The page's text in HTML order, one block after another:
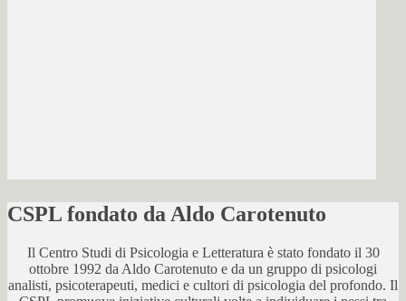
CSPL fondato da Aldo Carotenuto
Il Centro Studi di Psicologia e Letteratura è stato fondato il 30
ottobre 1992 da Aldo Carotenuto e da un gruppo di psicologi
analisti, psicoterapeuti, medici e cultori di psicologia del profondo. Il